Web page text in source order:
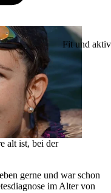
Fit und aktiv
alt ist, bei der
gerne und war schon
im Alter von